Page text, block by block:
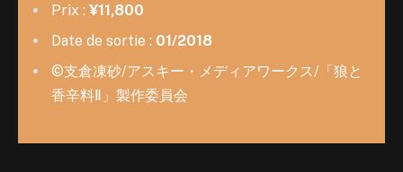
Prix : ¥11,800
Date de sortie : 01/2018
©支倉凍砂/アスキー・メディアワークス/「狼と
香辛料Ⅱ」製作委員会